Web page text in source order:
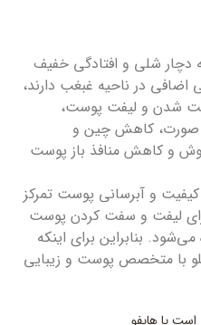
دچار شلی و افتادگی خفیف
در ناحیه غبغب دارند،
شدن و لیفت پوست،
صورت، کاهش چین و
و کاهش منافذ باز پوست
کیفیت و آبرسانی پوست تمرکز
لیفت و سفت کردن پوست
بنابراین برای اینکه
با متخصص پوست و زیبایی